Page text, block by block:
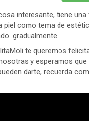
interesante, tiene
piel como tema de
gradualmente.
te queremos
y esperamos
darte, recuerda